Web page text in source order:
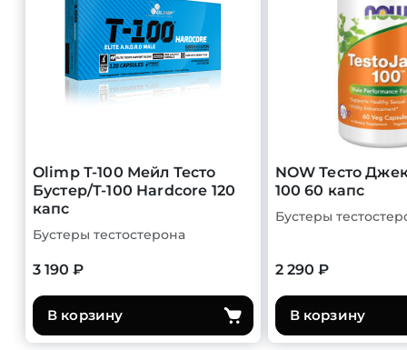
Olimp Т-100 Мейл Тесто
Бустер/T-100 Hardcore 120
капс
Бустеры тестостерона
3 190 ₽
В корзину
NOW Тесто
100 60 капс
Бустеры
2 290 ₽
В корзину